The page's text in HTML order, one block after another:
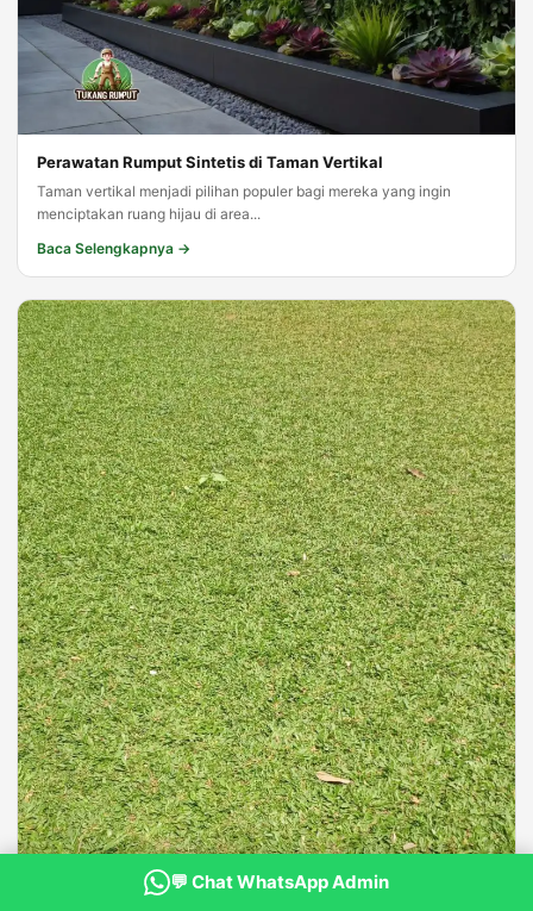
Perawatan Rumput Sintetis di Taman Vertikal
Taman vertikal menjadi pilihan populer bagi mereka yang ingin
menciptakan ruang hijau di area...
Baca Selengkapnya →
💬 Chat WhatsApp Admin